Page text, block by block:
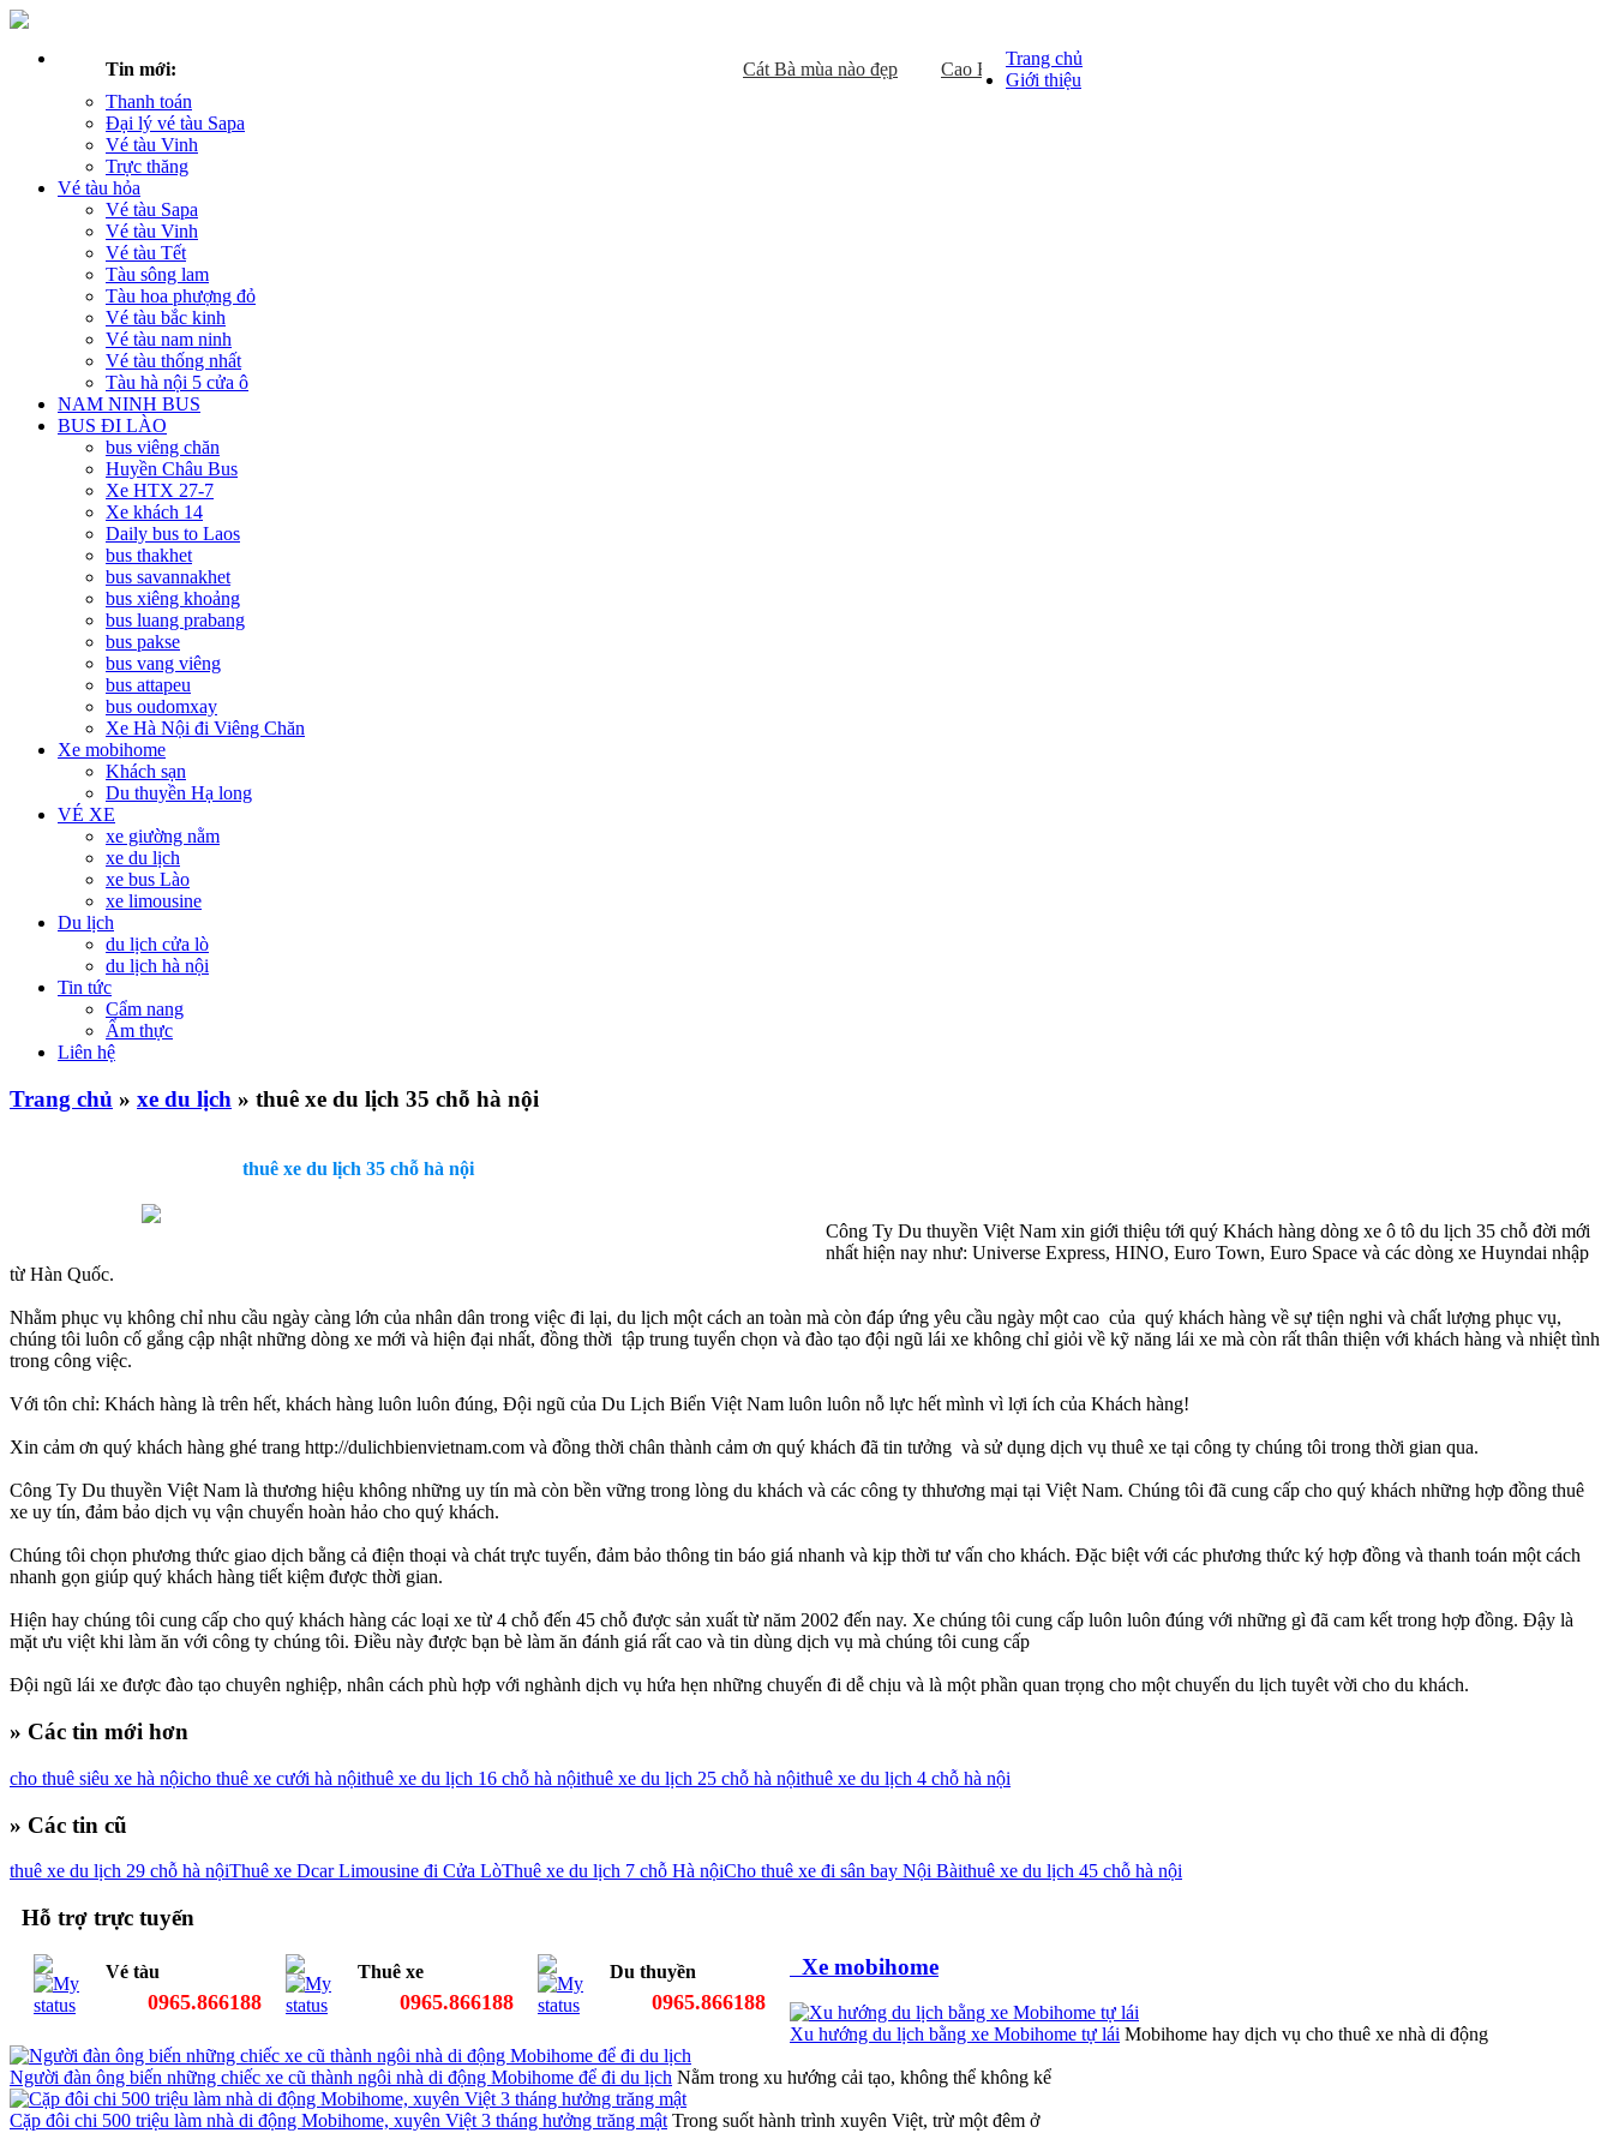
Trang chủ
Tin mới: Cát Bà mùa nào đẹp Cao Bằng mùa nào đẹp
Giới thiệu
Thanh toán
Đại lý vé tàu Sapa
Vé tàu Vinh
Trực thăng
Vé tàu hỏa
Vé tàu Sapa
Vé tàu Vinh
Vé tàu Tết
Tàu sông lam
Tàu hoa phượng đỏ
Vé tàu bắc kinh
Vé tàu nam ninh
Vé tàu thống nhất
Tàu hà nội 5 cửa ô
NAM NINH BUS
BUS ĐI LÀO
bus viêng chăn
Huyền Châu Bus
Xe HTX 27-7
Xe khách 14
Daily bus to Laos
bus thakhet
bus savannakhet
bus xiêng khoảng
bus luang prabang
bus pakse
bus vang viêng
bus attapeu
bus oudomxay
Xe Hà Nội đi Viêng Chăn
Xe mobihome
Khách sạn
Du thuyền Hạ long
VÉ XE
xe giường nằm
xe du lịch
xe bus Lào
xe limousine
Du lịch
du lịch cửa lò
du lịch hà nội
Tin tức
Cẩm nang
Ẩm thực
Liên hệ
Trang chủ » xe du lịch » thuê xe du lịch 35 chỗ hà nội
thuê xe du lịch 35 chỗ hà nội
Công Ty Du thuyền Việt Nam xin giới thiệu tới quý Khách hàng dòng xe ô tô du lịch 35 chỗ đời mới
nhất hiện nay như: Universe Express, HINO, Euro Town, Euro Space và các dòng xe Huyndai nhập
từ Hàn Quốc.
Nhằm phục vụ không chỉ nhu cầu ngày càng lớn của nhân dân trong việc đi lại, du lịch một cách an toàn mà còn đáp ứng yêu cầu ngày một cao của quý khách hàng về sự tiện nghi và chất lượng phục vụ,
chúng tôi luôn cố gắng cập nhật những dòng xe mới và hiện đại nhất, đồng thời tập trung tuyển chọn và đào tạo đội ngũ lái xe không chỉ giỏi về kỹ năng lái xe mà còn rất thân thiện với khách hàng và nhiệt tình
trong công việc.
Với tôn chỉ: Khách hàng là trên hết, khách hàng luôn luôn đúng, Đội ngũ của Du Lịch Biển Việt Nam luôn luôn nỗ lực hết mình vì lợi ích của Khách hàng!
Xin cảm ơn quý khách hàng ghé trang http://dulichbienvietnam.com và đồng thời chân thành cảm ơn quý khách đã tin tưởng và sử dụng dịch vụ thuê xe tại công ty chúng tôi trong thời gian qua.
Công Ty Du thuyền Việt Nam là thương hiệu không những uy tín mà còn bền vững trong lòng du khách và các công ty thhương mại tại Việt Nam. Chúng tôi đã cung cấp cho quý khách những hợp đồng thuê
xe uy tín, đảm bảo dịch vụ vận chuyển hoàn hảo cho quý khách.
Chúng tôi chọn phương thức giao dịch bằng cả điện thoại và chát trực tuyến, đảm bảo thông tin báo giá nhanh và kịp thời tư vấn cho khách. Đặc biệt với các phương thức ký hợp đồng và thanh toán một cách
nhanh gọn giúp quý khách hàng tiết kiệm được thời gian.
Hiện hay chúng tôi cung cấp cho quý khách hàng các loại xe từ 4 chỗ đến 45 chỗ được sản xuất từ năm 2002 đến nay. Xe chúng tôi cung cấp luôn luôn đúng với những gì đã cam kết trong hợp đồng. Đậy là
mặt ưu việt khi làm ăn với công ty chúng tôi. Điều này được bạn bè làm ăn đánh giá rất cao và tin dùng dịch vụ mà chúng tôi cung cấp
Đội ngũ lái xe được đào tạo chuyên nghiệp, nhân cách phù hợp với nghành dịch vụ hứa hẹn những chuyến đi dễ chịu và là một phần quan trọng cho một chuyến du lịch tuyêt vời cho du khách.
» Các tin mới hơn
cho thuê siêu xe hà nộicho thuê xe cưới hà nộithuê xe du lịch 16 chỗ hà nộithuê xe du lịch 25 chỗ hà nộithuê xe du lịch 4 chỗ hà nội
» Các tin cũ
thuê xe du lịch 29 chỗ hà nộiThuê xe Dcar Limousine đi Cửa LòThuê xe du lịch 7 chỗ Hà nộiCho thuê xe đi sân bay Nội Bàithuê xe du lịch 45 chỗ hà nội
Hỗ trợ trực tuyến
Vé tàu
0965.866188
Thuê xe
0965.866188
Du thuyền
0965.866188
Xe mobihome
Xu hướng du lịch bằng xe Mobihome tự lái Mobihome hay dịch vụ cho thuê xe nhà di động
Người đàn ông biến những chiếc xe cũ thành ngôi nhà di động Mobihome để đi du lịch Nằm trong xu hướng cải tạo, không thể không kể
Cặp đôi chi 500 triệu làm nhà di động Mobihome, xuyên Việt 3 tháng hưởng trăng mật Trong suốt hành trình xuyên Việt, trừ một đêm ở